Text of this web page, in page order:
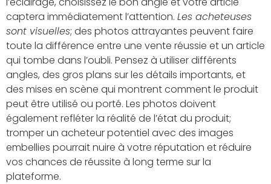
captera immédiatement l’attention. Les acheteuses
sont visuelles; des photos attrayantes peuvent faire
toute la différence entre une vente réussie et un article
qui tombe dans l’oubli. Pensez à utiliser différents
angles, des gros plans sur les détails importants, et
des mises en scène qui montrent comment le produit
peut être utilisé ou porté. Les photos doivent
également refléter la réalité de l’état du produit;
tromper un acheteur potentiel avec des images
embellies pourrait nuire à votre réputation et réduire
vos chances de réussite à long terme sur la
plateforme.